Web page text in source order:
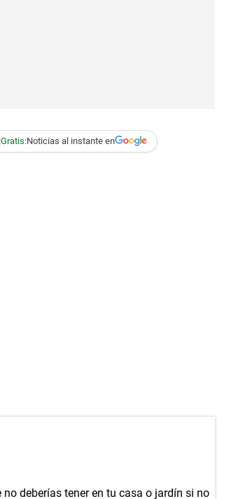
Gratis:Noticias al instante en